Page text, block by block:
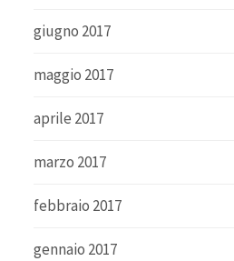
giugno 2017
maggio 2017
aprile 2017
marzo 2017
febbraio 2017
gennaio 2017